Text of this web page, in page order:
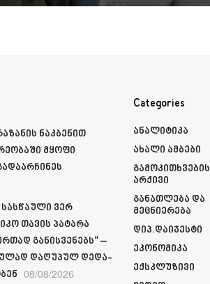
ნაკბენით
მყოფი
ვერ
თავის პატარა
განისვენებს“ –
დაღუპულ დედა-
08/08/2026
Categories
Ანალიტიკა
Ახალი Ამბები
Გამოკითხვების
Არქივი
Განათლება Და
Მეცნიერება
Დიპ.დაიჯესტი
Ეკონომიკა
Ექსკლუზივი